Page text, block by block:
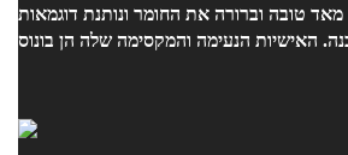
טובה וברורה את החומר ונותנת דוגמאות